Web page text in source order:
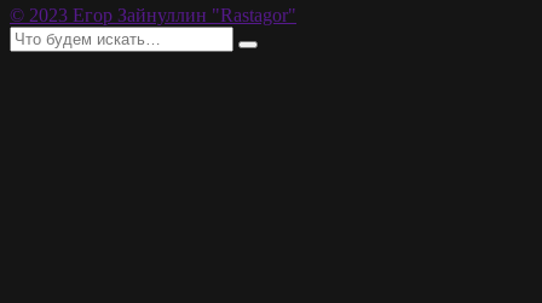
© 2023 Егор Зайнуллин "Rastagor"